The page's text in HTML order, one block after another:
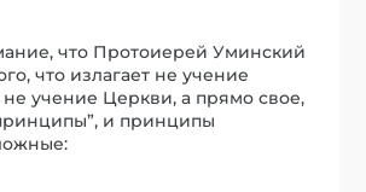
что Протоиерей Уминский
что излагает не учение
не учение Церкви, а прямо свое,
и принципы